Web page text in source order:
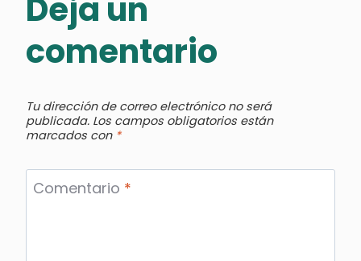
Deja un
comentario
Tu dirección de correo electrónico no será
publicada. Los campos obligatorios están
marcados con *
Comentario *